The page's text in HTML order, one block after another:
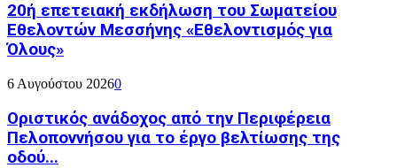
20ή επετειακή εκδήλωση του Σωματείου
Εθελοντών Μεσσήνης «Εθελοντισμός για
Όλους»
6 Αυγούστου 20260
Οριστικός ανάδοχος από την Περιφέρεια
Πελοποννήσου για το έργο βελτίωσης της
οδού...